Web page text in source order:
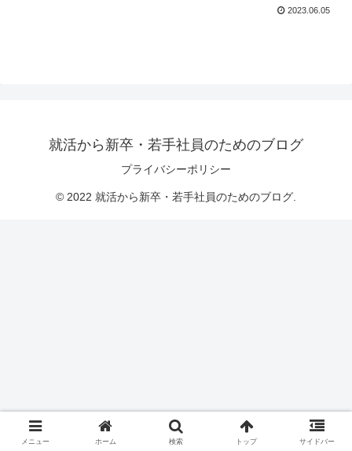
2023.06.05
就活から新卒・若手社員のためのブログ
プライバシーポリシー
© 2022 就活から新卒・若手社員のためのブログ.
メニュー ホーム 検索 トップ サイドバー